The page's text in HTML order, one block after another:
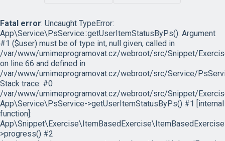
Fatal error: Uncaught TypeError:
App\Service\PsService::getUserItemStatusByPs(): Argument
#1 ($user) must be of type int, null given, called in
/var/www/umimeprogramovat.cz/webroot/src/Snippet/
on line 66 and defined in
/var/www/umimeprogramovat.cz/webroot/src/Service/
Stack trace: #0
/var/www/umimeprogramovat.cz/webroot/src/Snippet/
App\Service\PsService->getUserItemStatusByPs() #1 [internal
function]:
>progress() #2